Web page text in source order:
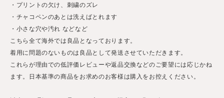
・プリントの欠け、刺繍のズレ
・チャコペンのあとは洗えばとれます
・小さな穴や汚れ などなど
こちら全て海外では良品となっております。
着用に問題のないものは良品として発送させていただきます。
これらが理由での低評価レビューや返品交換などのご要望には応じかね
ます。日本基準の商品をお求めのお客様は購入をお控えください。